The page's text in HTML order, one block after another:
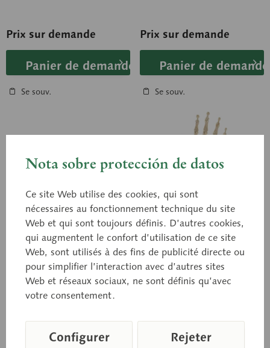
Prix sur demande
Panier de demande
Se souv.
Prix sur demande
Panier de demande
Se souv.
QS 31/1-N
Squelette de la main
avec insertion sur
l’avant-bras, (montage
sur fils nylon)
modelé d’après nature, en
SOMSO PLAST®.
comment les os de la...
QS 31/2
Squelette de la main
avec insertion sur
l’avant-bras, (montage
modelé d’après nature, en
Nota sobre protección de datos
Ce site Web utilise des cookies, qui sont
nécessaires au fonctionnement technique du site
Web et qui sont toujours définis. D’autres cookies,
qui augmentent le confort d’utilisation de ce site
Web, sont utilisés à des fins de publicité directe ou
pour simplifier l’interaction avec d’autres sites
Web et réseaux sociaux, ne sont définis qu’avec
votre consentement.
Configurer Rejeter